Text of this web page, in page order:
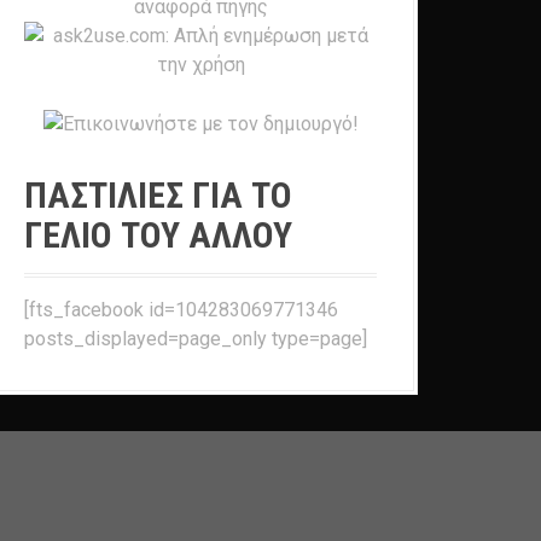
ΠΑΣΤΙΛΙΕΣ ΓΙΑ ΤΟ
ΓΕΛΙΟ ΤΟΥ ΑΛΛΟΥ
[fts_facebook id=104283069771346
posts_displayed=page_only type=page]